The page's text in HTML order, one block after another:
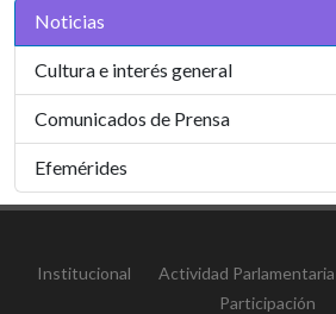
Noticias
Cultura e interés general
Comunicados de Prensa
Efemérides
Institucional Actividad Parlamentaria
Participación